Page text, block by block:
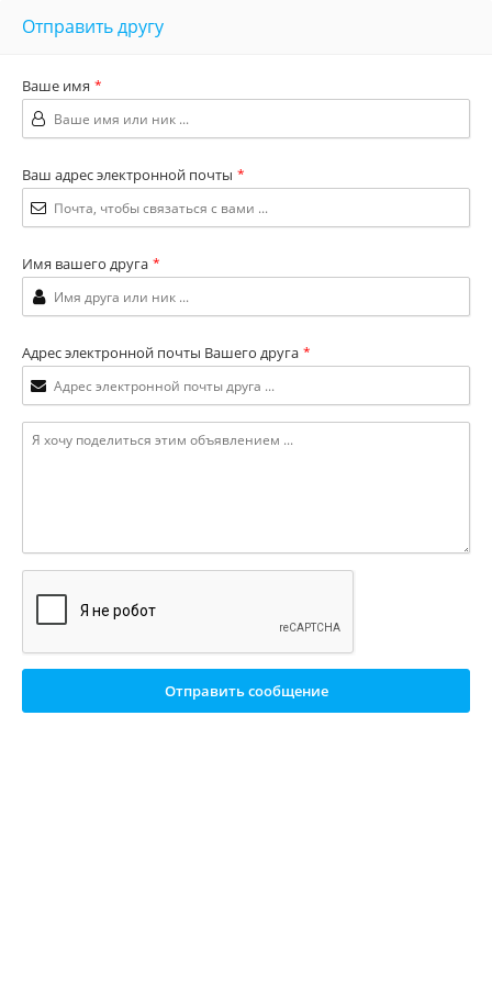
Отправить другу
Ваше имя *
Ваш адрес электронной почты *
Имя вашего друга *
Адрес электронной почты Вашего друга *
Отправить сообщение